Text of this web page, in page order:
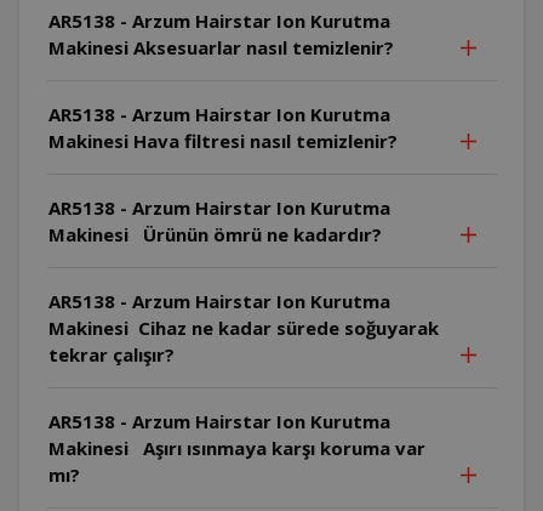
AR5138 - Arzum Hairstar Ion Kurutma
Makinesi Aksesuarlar nasıl temizlenir?
AR5138 - Arzum Hairstar Ion Kurutma
Makinesi Hava filtresi nasıl temizlenir?
AR5138 - Arzum Hairstar Ion Kurutma
Makinesi Ürünün ömrü ne kadardır?
AR5138 - Arzum Hairstar Ion Kurutma
Makinesi Cihaz ne kadar sürede soğuyarak
tekrar çalışır?
AR5138 - Arzum Hairstar Ion Kurutma
Makinesi Aşırı ısınmaya karşı koruma var
mı?